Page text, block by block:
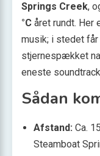
Springs Creek,
°C året rundt. Her
musik; i stedet
stjernespækket
eneste
Sådan
Afstand: Ca.
Steamboat